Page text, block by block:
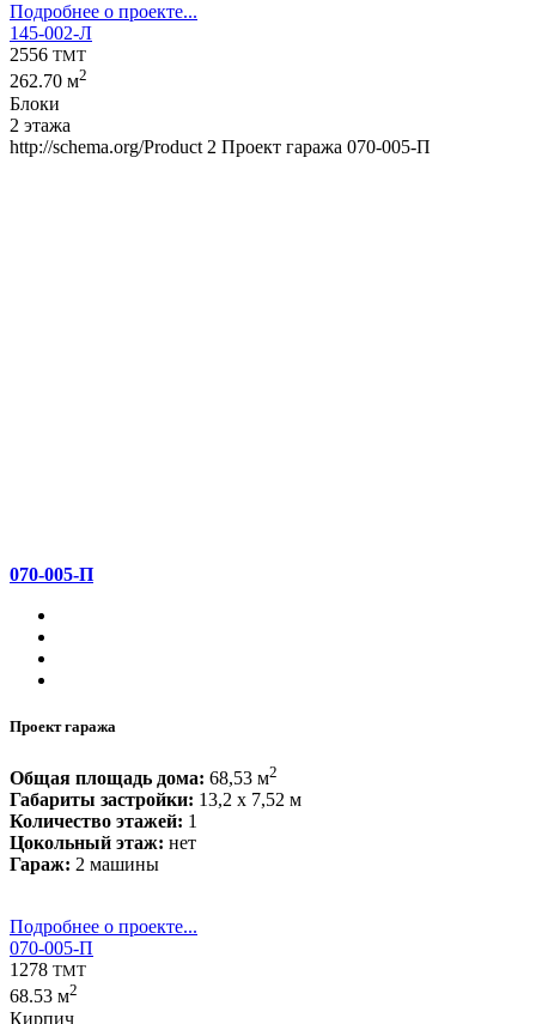
Подробнее о проекте...
145-002-Л
2556 TMT
262.70 м2
Блоки
2 этажа
http://schema.org/Product 2 Проект гаража 070-005-П
070-005-П
Проект гаража
Общая площадь дома: 68,53 м2
Габариты застройки: 13,2 x 7,52 м
Количество этажей: 1
Цокольный этаж: нет
Гараж: 2 машины
Подробнее о проекте...
070-005-П
1278 TMT
68.53 м2
Кирпич